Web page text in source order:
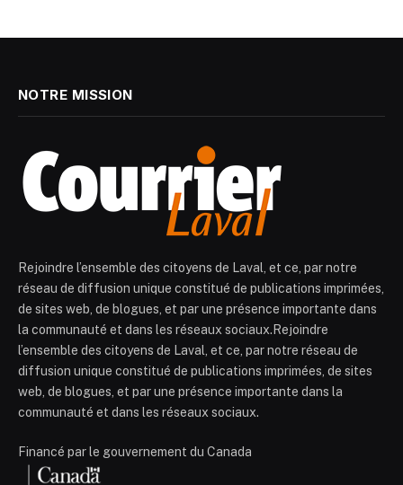
NOTRE MISSION
Rejoindre l’ensemble des citoyens de Laval, et ce, par notre
réseau de diffusion unique constitué de publications imprimées,
de sites web, de blogues, et par une présence importante dans
la communauté et dans les réseaux sociaux.Rejoindre
l’ensemble des citoyens de Laval, et ce, par notre réseau de
diffusion unique constitué de publications imprimées, de sites
web, de blogues, et par une présence importante dans la
communauté et dans les réseaux sociaux.
Financé par le gouvernement du Canada